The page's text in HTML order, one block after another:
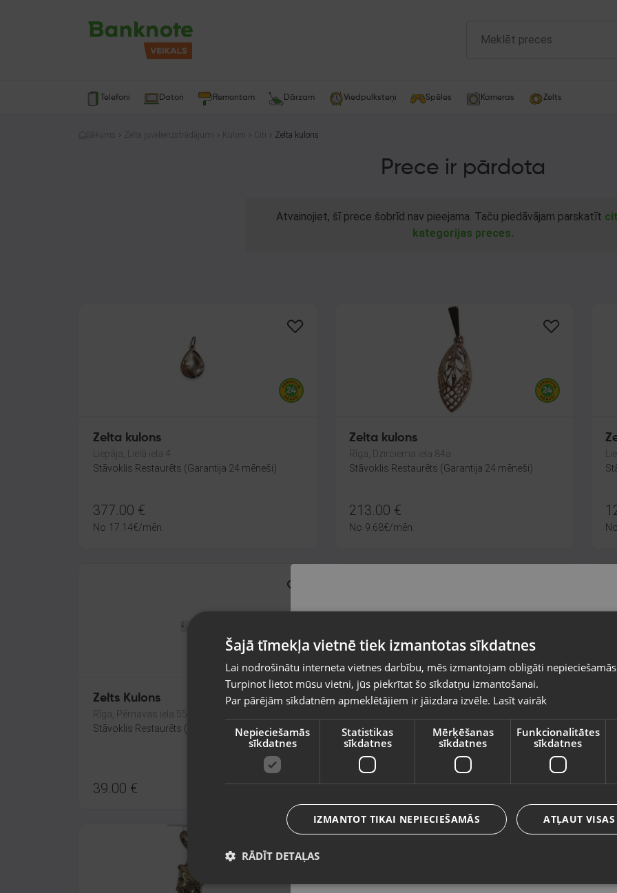
Telefoni Datori Remontam Dārzam Viedpulksteņi Spēles Kameras Zelts
Sākums Zelta juvelierizstrādājumi Kuloni Zelta kulons
Prece ir pārdota
Atvainojiet, šī prece šobrīd nav pieejama. Taču piedāvājam parskatīt
kategorijas preces.
Zelta kulons
Liepāja, Lielā iela 4
Stāvoklis Restaurēts (Garantija 24 mēneši)
377.00 €
No 17.14€/mēn.
Zelta kulons
Rīga, Dzirciema iela 84a
Stāvoklis Restaurēts (Garantija 24 mēneši)
213.00 €
No 9.68€/mēn. No
Zelts Kulons
Rīga, Pērnavas iela 55-4/5
Stāvoklis Restaurēts (Garantija 24 mēneši)
39.00 €
Zelts Kulons
Stāvoklis Restaurēts (Garantija 24 mēneši)
135.00
No 6.14€/mēn.
valsti
Vietnes saturs būs attēlots izvēlētajā valodā
Valsts
Valoda
Latviešu / Latvian
Šajā tīmekļa vietnē tiek izmantotas sīkdatnes
Lai nodrošinātu interneta vietnes darbību, mēs izmantojam obligāti
Turpinot lietot mūsu vietni, jūs piekrītat šo sīkdatņu izmantošanai.
Par pārējām sīkdatnēm apmeklētājiem ir jāizdara izvēle. Lasīt vairāk
Nepieciešamās
sīkdatnes
Statistikas
sīkdatnes
Mērķēšanas
sīkdatnes
Funkcionalitātes
sīkdatnes
ATĻAUT
IZMANTOT TIKAI NEPIECIEŠAMĀS
RĀDĪT DETAĻAS